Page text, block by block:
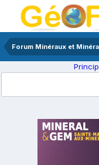
Forum Minéraux et